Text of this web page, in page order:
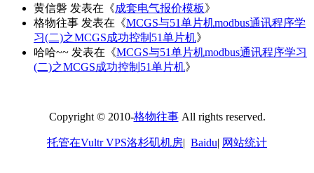
黄信磐 发表在《成套电气报价模板》
格物往事 发表在《MCGS与51单片机modbus通讯程序学
习(二)之MCGS成功控制51单片机》
哈哈~~ 发表在《MCGS与51单片机modbus通讯程序学习
(二)之MCGS成功控制51单片机》
Copyright © 2010-格物往事All rights reserved.
托管在Vultr VPS洛杉矶机房| Baidu| 网站统计